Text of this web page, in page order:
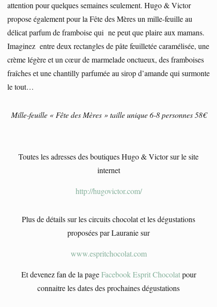
attention pour quelques semaines seulement. Hugo & Victor
propose également pour la Fête des Mères un mille-feuille au
délicat parfum de framboise qui ne peut que plaire aux mamans.
Imaginez entre deux rectangles de pâte feuilletée caramélisée, une
crème légère et un cœur de marmelade onctueux, des framboises
fraîches et une chantilly parfumée au sirop d’amande qui surmonte
le tout…
Mille-feuille « Fête des Mères » taille unique 6-8 personnes 58€
Toutes les adresses des boutiques Hugo & Victor sur le site
internet
http://hugovictor.com/
Plus de détails sur les circuits chocolat et les dégustations
proposées par Lauranie sur
www.espritchocolat.com
Et devenez fan de la pageFacebook Esprit Chocolatpour
connaitre les dates des prochaines dégustations